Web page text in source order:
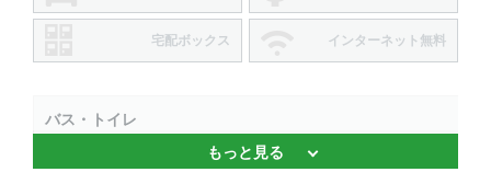
宅配ボックス インターネット無料
バス・トイレ
バストイレ別
もっと見る